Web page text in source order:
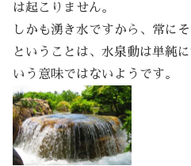
は起こりません。
しかも湧き水ですから、常に
ということは、水泉動は単純
いう意味ではないようです。